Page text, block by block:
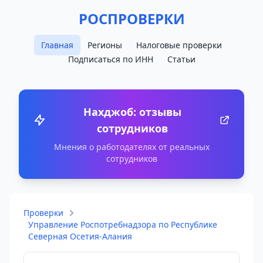
РОСПРОВЕРКИ
Главная Регионы
Налоговые проверки
Подписаться по ИНН
Статьи
Нахджоб: отзывы
сотрудников
Мнения о работодателях от реальных
сотрудников
Проверки
Управление Роспотребнадзора по Республике
Северная Осетия-Алания